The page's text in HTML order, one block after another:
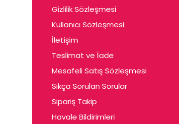
Gizlilik Sözleşmesi
Kullanıcı Sözleşmesi
İletişim
Teslimat ve İade
Mesafeli Satış Sözleşmesi
Sıkça Sorulan Sorular
Sipariş Takip
Havale Bildirimleri